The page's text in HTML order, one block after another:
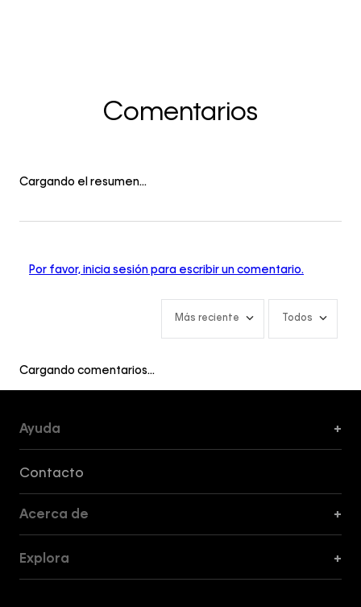
Comentarios
Cargando el resumen…
Por favor, inicia sesión para escribir un comentario.
Más reciente Todos
Cargando comentarios…
Ayuda +
Contacto
Acerca de +
Explora +